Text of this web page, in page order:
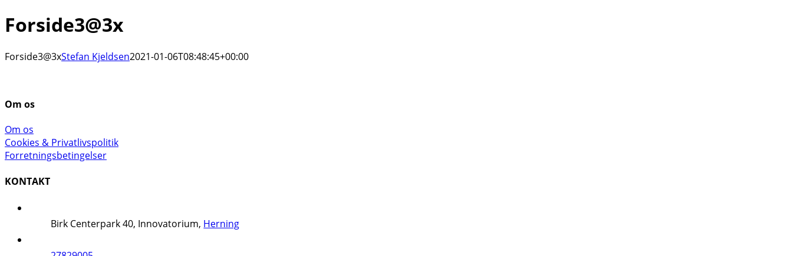
Forside3@3x
Forside3@3xStefan Kjeldsen2021-01-06T08:48:45+00:00
Om os
Om os
Cookies & Privatlivspolitik
Forretningsbetingelser
KONTAKT
Birk Centerpark 40, Innovatorium, Herning